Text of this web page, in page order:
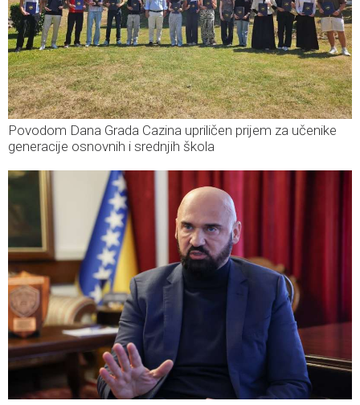
Povodom Dana Grada Cazina upriličen prijem za učenike
generacije osnovnih i srednjih škola